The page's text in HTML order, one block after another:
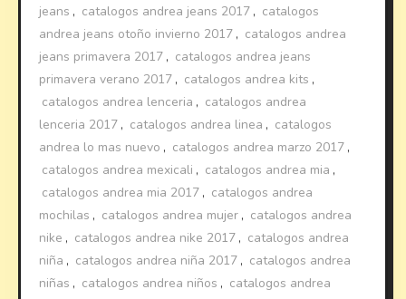
jeans , catalogos andrea jeans 2017 , catalogos
andrea jeans otoño invierno 2017 , catalogos andrea
jeans primavera 2017 , catalogos andrea jeans
primavera verano 2017 , catalogos andrea kits ,
catalogos andrea lenceria , catalogos andrea
lenceria 2017 , catalogos andrea linea , catalogos
andrea lo mas nuevo , catalogos andrea marzo 2017 ,
catalogos andrea mexicali , catalogos andrea mia ,
catalogos andrea mia 2017 , catalogos andrea
mochilas , catalogos andrea mujer , catalogos andrea
nike , catalogos andrea nike 2017 , catalogos andrea
niña , catalogos andrea niña 2017 , catalogos andrea
niñas , catalogos andrea niños , catalogos andrea